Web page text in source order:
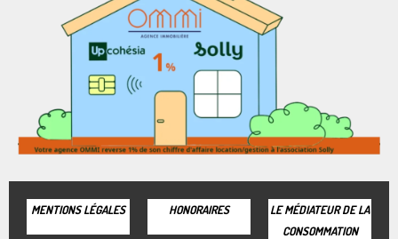
MENTIONS LÉGALES HONORAIRES
LE MÉDIATEUR DE LA
CONSOMMATION